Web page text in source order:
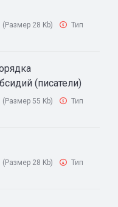
(Размер 28 Kb)
Тип
(писатели)
(Размер 55 Kb)
Тип
(Размер 28 Kb)
Тип